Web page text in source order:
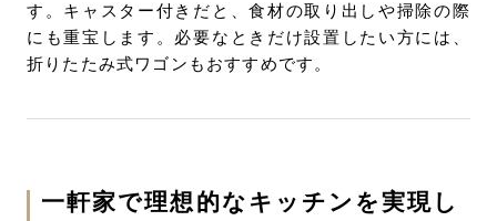
す。キャスター付きだと、食材の取り出しや掃除の際
にも重宝します。必要なときだけ設置したい方には、
折りたたみ式ワゴンもおすすめです。
一軒家で理想的なキッチンを実現し